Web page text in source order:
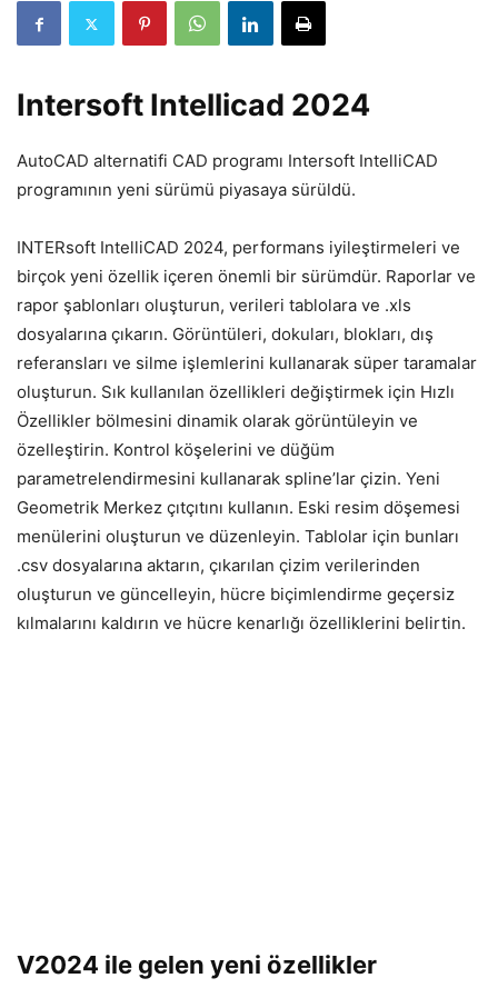
Intersoft Intellicad 2024
AutoCAD alternatifi CAD programı Intersoft IntelliCAD
programının yeni sürümü piyasaya sürüldü.
INTERsoft IntelliCAD 2024, performans iyileştirmeleri ve
birçok yeni özellik içeren önemli bir sürümdür. Raporlar ve
rapor şablonları oluşturun, verileri tablolara ve .xls
dosyalarına çıkarın. Görüntüleri, dokuları, blokları, dış
referansları ve silme işlemlerini kullanarak süper taramalar
oluşturun. Sık kullanılan özellikleri değiştirmek için Hızlı
Özellikler bölmesini dinamik olarak görüntüleyin ve
özelleştirin. Kontrol köşelerini ve düğüm
parametrelendirmesini kullanarak spline’lar çizin. Yeni
Geometrik Merkez çıtçıtını kullanın. Eski resim döşemesi
menülerini oluşturun ve düzenleyin. Tablolar için bunları
.csv dosyalarına aktarın, çıkarılan çizim verilerinden
oluşturun ve güncelleyin, hücre biçimlendirme geçersiz
kılmalarını kaldırın ve hücre kenarlığı özelliklerini belirtin.
V2024 ile gelen yeni özellikler